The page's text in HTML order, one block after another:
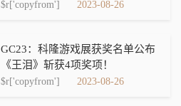
$r['copyfrom'] 2023-08-26
GC23：科隆游戏展获奖名单公布
《王泪》斩获4项奖项！
$r['copyfrom'] 2023-08-26